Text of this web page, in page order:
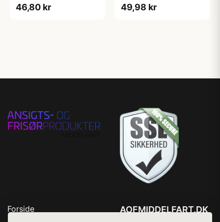
46,80 kr 49,98 kr
Forside
AOFMIDDELFART.DK